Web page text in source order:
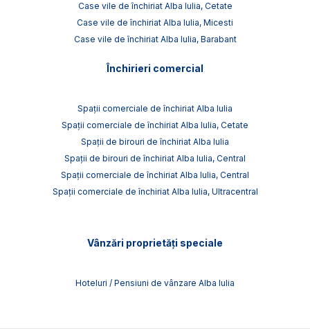
Case vile de închiriat Alba Iulia, Cetate
Case vile de închiriat Alba Iulia, Micesti
Case vile de închiriat Alba Iulia, Barabant
Închirieri comercial
Spații comerciale de închiriat Alba Iulia
Spații comerciale de închiriat Alba Iulia, Cetate
Spații de birouri de închiriat Alba Iulia
Spații de birouri de închiriat Alba Iulia, Central
Spații comerciale de închiriat Alba Iulia, Central
Spații comerciale de închiriat Alba Iulia, Ultracentral
Vânzări proprietăți speciale
Hoteluri / Pensiuni de vânzare Alba Iulia